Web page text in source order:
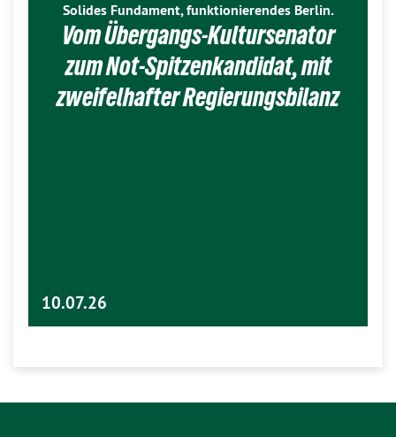
Solides Fundament, funktionierendes Berlin.
Vom Übergangs-Kultursenator
zum Not-Spitzenkandidat, mit
zweifelhafter Regierungsbilanz
10.07.26